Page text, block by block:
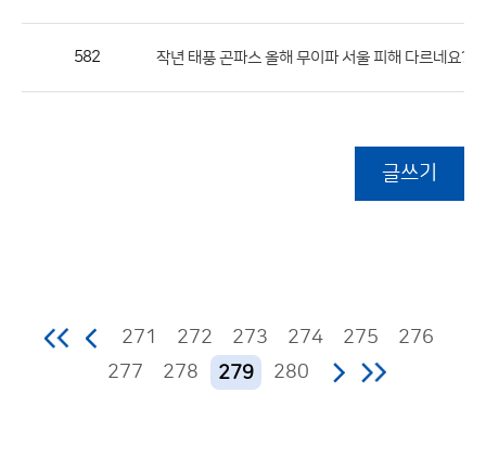
582 작년 태풍 곤파스 올해 무이파 서울 피해 다르네요?
글쓰기
271 272 273 274 275
276
277
278 279 280